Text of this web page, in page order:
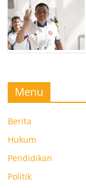
Menu
Berita
Hukum
Pendidikan
Politik